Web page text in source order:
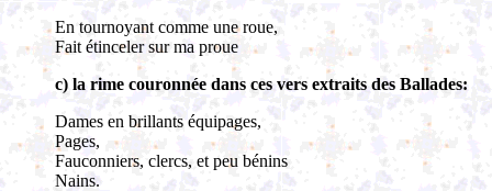
En tournoyant comme une roue,
Fait étinceler sur ma proue
c) la rime couronnée dans ces vers extraits des Ballades:
Dames en brillants équipages,
Pages,
Fauconniers, clercs, et peu bénins
Nains.